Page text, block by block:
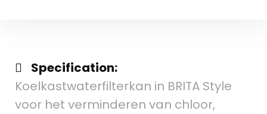
Specification:
Koelkastwaterfilterkan in BRITA Style
voor het verminderen van chloor,